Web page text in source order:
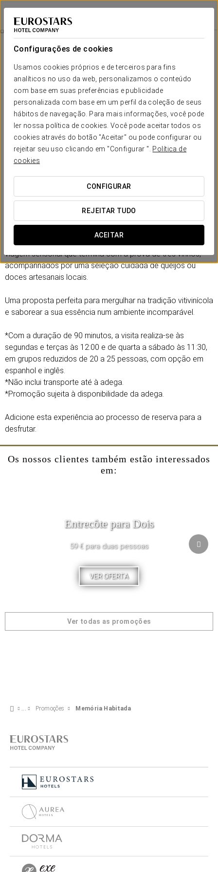
Configurações de cookies
Usamos cookies próprios e de terceiros para fins
analíticos no uso da web, personalizamos o conteúdo
com base em suas preferências e publicidade
personalizada com base em um perfil da coleção de seus
hábitos de navegação. Para mais informações, você pode
ler nossa política de cookies. Você pode aceitar todos os
cookies através do botão "Aceitar" ou pode configurar ou
rejeitar seu uso clicando em "Configurar ". Política de
cookies
CONFIGURAR
REJEITAR TUDO
ACEITAR
Eurostars Valladolid
VALLADOLID
Memória Habitada
20 € adultos
5 € crianças
Memória habitada
Entre numa experiência única entre história e vinho.
Descubra uma adega subterrânea do século XVII numa visita
guiada que percorre espaços emblemáticos como o
Espacio Damajuanas De Alberto e as salas de solera. Uma
viagem sensorial que termina com a prova de três vinhos,
acompanhados por uma seleção cuidada de queijos ou
doces artesanais locais.
Uma proposta perfeita para mergulhar na tradição vitivinícola
e saborear a sua essência num ambiente incomparável.
*Com a duração de 90 minutos, a visita realiza-se às
segundas e terças às 12:00 e de quarta a sábado às 11:30,
em grupos reduzidos de 20 a 25 pessoas, com opção em
espanhol e inglês.
*Não inclui transporte até à adega.
*Promoção sujeita à disponibilidade da adega.
Adicione esta experiência ao processo de reserva para a
desfrutar.
Os nossos clientes também estão interessados
em:
Entrecôte para Dois
59 € para duas pessoas
VER OFERTA
Ver todas as promoções
Promoções Memória Habitada